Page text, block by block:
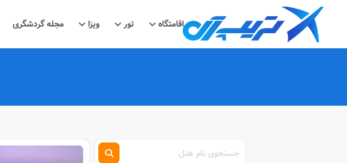
اقامتگاه تور ویزا مجله گردشگری